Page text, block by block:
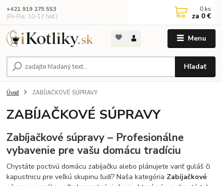
Menu
Hľadať
+421 919 275 553
(Po-Pia, 10-13 hod.)
0 ks
za 0 €
Úvod ZABÍJAČKOVÉ SÚPRAVY
ZABÍJAČKOVÉ SÚPRAVY
Zabíjačkové súpravy – Profesionálne
vybavenie pre vašu domácu tradíciu
Chystáte poctivú domácu zabíjačku alebo plánujete variť guláš či
kapustnicu pre veľkú skupinu ľudí? Naša kategória Zabíjačkové